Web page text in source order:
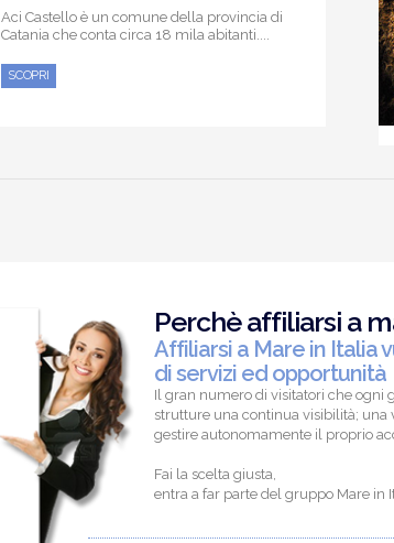
Aci Castello è un comune della provincia di
Catania che conta circa 18 mila abitanti....
SCOPRI
Perchè affiliarsi a
Affiliarsi a Mare in Italia
di servizi ed opportunità
Il gran numero di visitatori che ogni
strutture una continua visibilità; una
gestire autonomamente il proprio
Fai la scelta giusta,
entra a far parte del gruppo Mare in